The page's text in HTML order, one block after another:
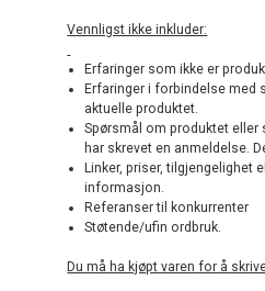
Vennligst ikke inkluder:
Erfaringer som ikke er
Erfaringer i forbindelse med
aktuelle produktet.
Spørsmål om produktet eller
har skrevet en anmeldelse.
Linker, priser, tilgjengelighet
informasjon.
Referanser til konkurrenter
Støtende/ufin ordbruk.
Du må ha kjøpt varen for å